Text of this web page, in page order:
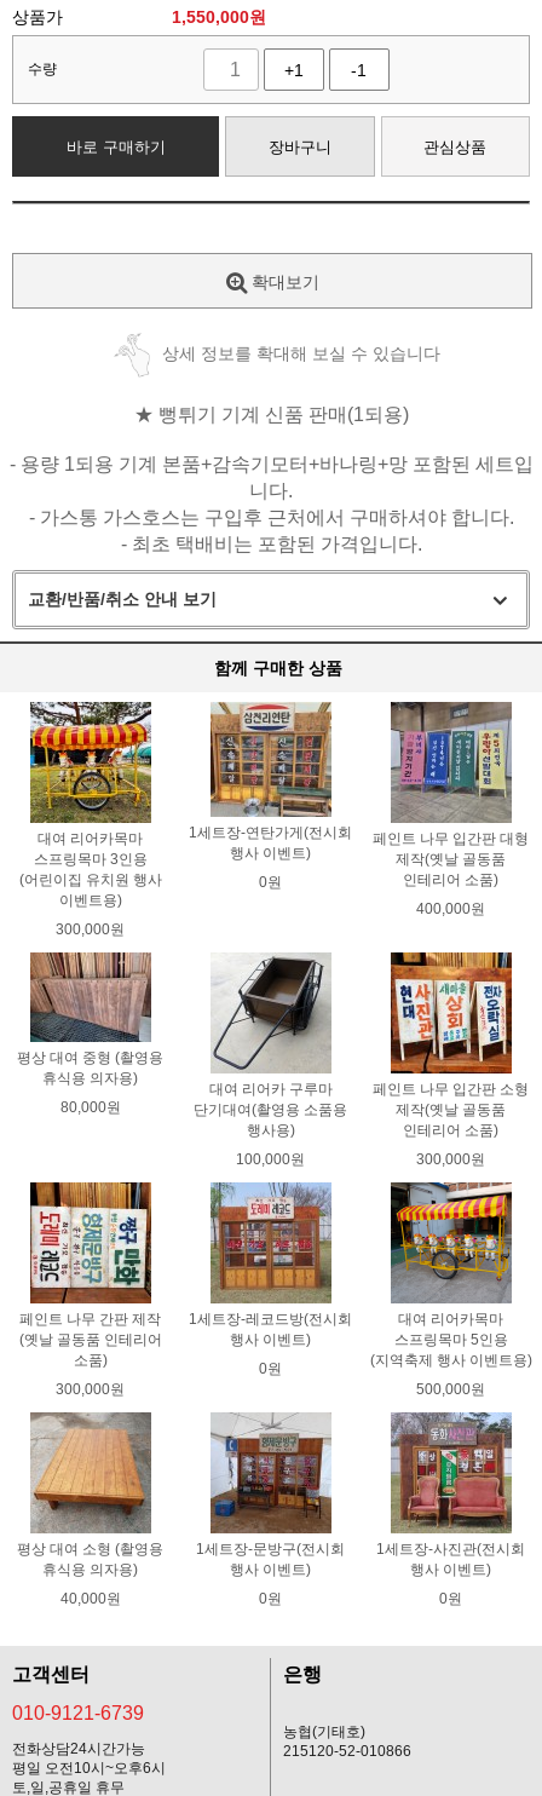
상품가 1,550,000원
수량 +1 -1
바로 구매하기 장바구니 관심상품
확대보기
상세 정보를 확대해 보실 수 있습니다
★ 뻥튀기 기계 신품 판매(1되용)
- 용량 1되용 기계 본품+감속기모터+바나링+망 포함된 세트입
니다.
- 가스통 가스호스는 구입후 근처에서 구매하셔야 합니다.
- 최초 택배비는 포함된 가격입니다.
교환/반품/취소 안내 보기
함께 구매한 상품
대여 리어카목마
스프링목마 3인용
(어린이집 유치원 행사
이벤트용)
300,000원
1세트장-연탄가게(전시회
행사 이벤트)
0원
페인트 나무 입간판 대형
제작(옛날 골동품
인테리어 소품)
400,000원
평상 대여 중형 (촬영용
휴식용 의자용)
80,000원
대여 리어카 구루마
단기대여(촬영용 소품용
행사용)
100,000원
페인트 나무 입간판 소형
제작(옛날 골동품
인테리어 소품)
300,000원
페인트 나무 간판 제작
(옛날 골동품 인테리어
소품)
300,000원
1세트장-레코드방(전시회
행사 이벤트)
0원
대여 리어카목마
스프링목마 5인용
(지역축제 행사 이벤트용)
500,000원
평상 대여 소형 (촬영용
휴식용 의자용)
40,000원
1세트장-문방구(전시회
행사 이벤트)
0원
1세트장-사진관(전시회
행사 이벤트)
0원
고객센터
010-9121-6739
전화상담24시간가능
평일 오전10시~오후6시
토,일,공휴일 휴무
은행
농협(기태호)
215120-52-010866